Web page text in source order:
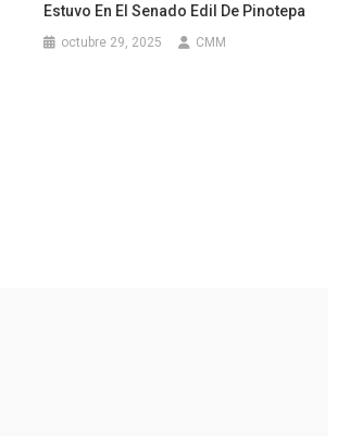
Estuvo En El Senado Edil De Pinotepa
octubre 29, 2025 CMM